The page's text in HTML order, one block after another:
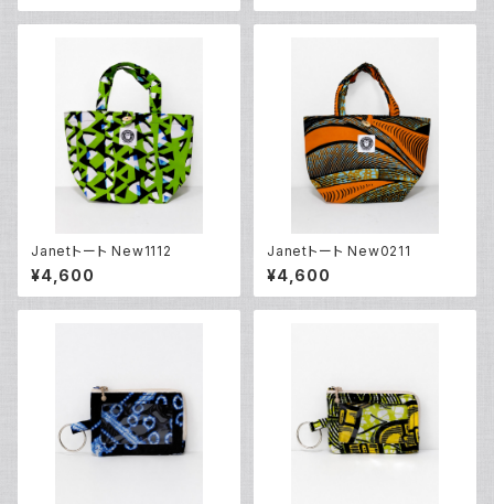
Janetトート New1112
¥4,600
Janetトート New0211
¥4,600